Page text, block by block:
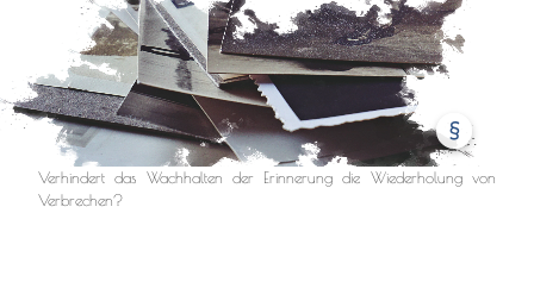
§
Verhindert das Wachhalten der Erinnerung die Wiederholung von
Verbrechen?